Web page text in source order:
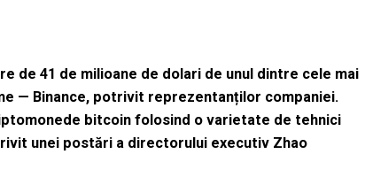
de 41 de milioane de dolari de unul dintre cele mai
— Binance, potrivit reprezentanților companiei.
bitcoin folosind o varietate de tehnici
unei postări a directorului executiv Zhao